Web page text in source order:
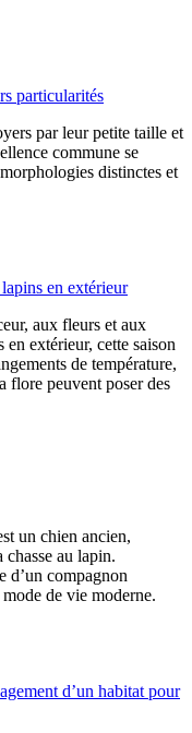
particularités
par leur petite taille et
commune se
distinctes et
en extérieur
aux fleurs et aux
extérieur, cette saison
de température,
flore peuvent poser des
un chien ancien,
au lapin.
d’un compagnon
de vie moderne.
d’un habitat pour